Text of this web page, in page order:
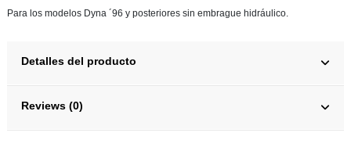
Para los modelos Dyna ´96 y posteriores sin embrague hidráulico.
Detalles del producto
Reviews (0)